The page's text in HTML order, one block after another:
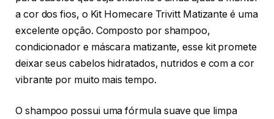
a cor dos fios, o Kit Homecare Trivitt Matizante é uma
excelente opção. Composto por shampoo,
condicionador e máscara matizante, esse kit promete
deixar seus cabelos hidratados, nutridos e com a cor
vibrante por muito mais tempo.
O shampoo possui uma fórmula suave que limpa